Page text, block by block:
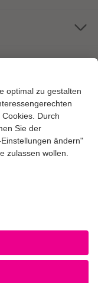
Sie uns gern anrufen: